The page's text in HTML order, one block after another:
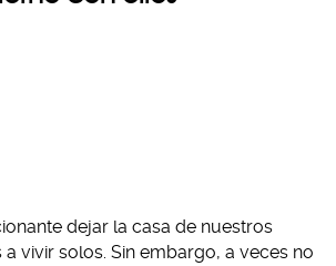
dejar la casa de nuestros
vivir solos. Sin embargo, a veces no